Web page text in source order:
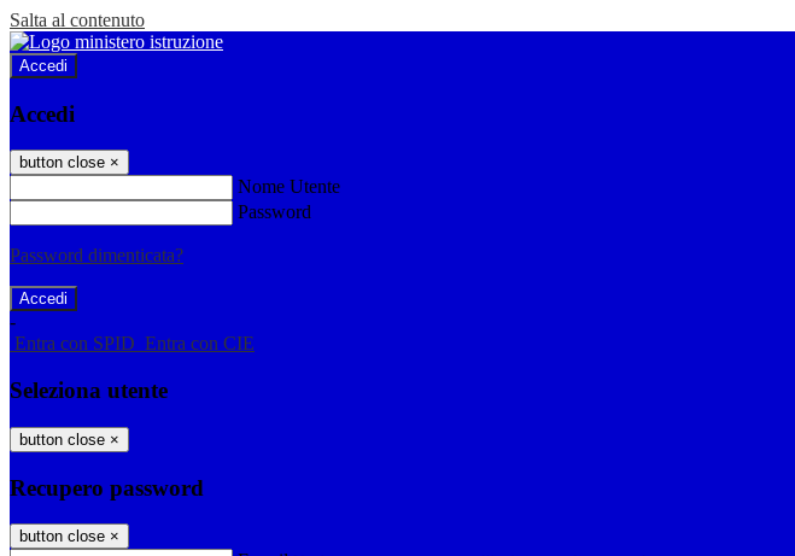
Salta al contenuto
Accedi
Accedi
button close ×
Nome Utente
Password
Password dimenticata?
-
Entra con SPID Entra con CIE
Seleziona utente
button close ×
Recupero password
button close ×